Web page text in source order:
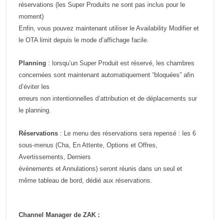
réservations (les Super Produits ne sont pas inclus pour le
moment)
Enfin, vous pouvez maintenant utiliser le Availability Modifier et
le OTA limit depuis le mode d’affichage facile.
Planning : lorsqu’un Super Produit est réservé, les chambres
concernées sont maintenant automatiquement “bloquées” afin
d’éviter les
erreurs non intentionnelles d’attribution et de déplacements sur
le planning.
Réservations : Le menu des réservations sera repensé : les 6
sous-menus (Cha, En Attente, Options et Offres,
Avertissements, Derniers
évènements et Annulations) seront réunis dans un seul et
même tableau de bord, dédié aux réservations.
Channel Manager de ZAK :